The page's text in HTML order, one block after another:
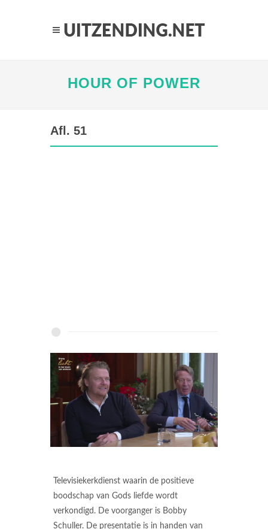
HOUR OF POWER
Afl. 51
Televisiekerkdienst waarin de positieve
boodschap van Gods liefde wordt
verkondigd. De voorganger is Bobby
Schuller. De presentatie is in handen van